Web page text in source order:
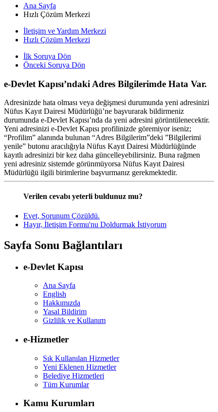
Ana Sayfa
Hızlı Çözüm Merkezi
İletişim ve Yardım Merkezi
Hızlı Çözüm Merkezi
İlk Soruya Dön
Önceki Soruya Dön
e-Devlet Kapısı’ndaki Adres Bilgilerimde Hata Var.
Adresinizde hata olması veya değişmesi durumunda yeni adresinizi
Nüfus Kayıt Dairesi Müdürlüğü’ne başvurarak bildirmeniz
durumunda e-Devlet Kapısı’nda da yeni adresini görüntülenecektir.
Yeni adresinizi e-Devlet Kapısı profilinizde göremiyor iseniz;
“Profilim” alanında bulunan “Adres Bilgilerim”deki ”Bilgilerimi
yenile” butonu aracılığıyla Nüfus Kayıt Dairesi Müdürlüğünde
kayıtlı adresinizi bir kez daha güncelleyebilirsiniz. Buna rağmen
yeni adresiniz sistemde görünmüyorsa Nüfus Kayıt Dairesi
Müdürlüğü ilgili birimlerine başvurmanız gerekmektedir.
Verilen cevabı yeterli buldunuz mu?
Evet, Sorunum Çözüldü.
Hayır, İletişim Formu'nu Doldurmak İstiyorum
Sayfa Sonu Bağlantıları
e-Devlet Kapısı
Ana Sayfa
English
Hakkımızda
Yasal Bildirim
Gizlilik ve Kullanım
e-Hizmetler
Sık Kullanılan Hizmetler
Yeni Eklenen Hizmetler
Belediye Hizmetleri
Tüm Kurumlar
Kamu Kurumları